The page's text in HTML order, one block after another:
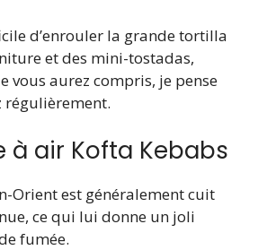
d’enrouler la grande tortilla
et des mini-tostadas,
vous aurez compris, je pense
régulièrement.
à air Kofta Kebabs
Orient est généralement cuit
ce qui lui donne un joli
fumée.